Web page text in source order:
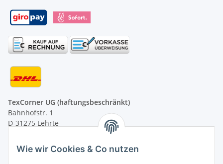
TexCorner UG (haftungsbeschränkt)
Bahnhofstr. 1
D-31275 Lehrte
von 09:00 - 13:00 Uhr
Wie wir Cookies & Co nutzen